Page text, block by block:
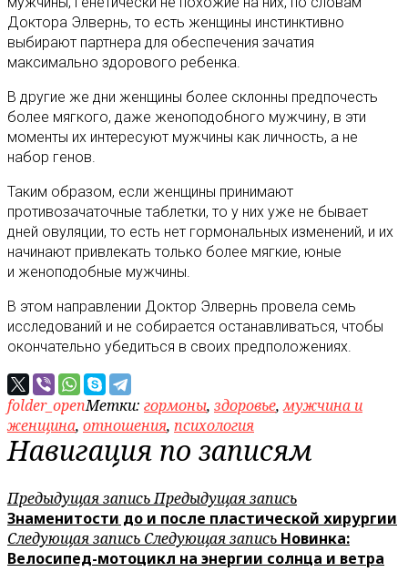
Доктора Элвернь, то есть женщины инстинктивно
выбирают партнера для обеспечения зачатия
максимально здорового ребенка.
В другие же дни женщины более склонны предпочесть
более мягкого, даже женоподобного мужчину, в эти
моменты их интересуют мужчины как личность, а не
набор генов.
Таким образом, если женщины принимают
противозачаточные таблетки, то у них уже не бывает
дней овуляции, то есть нет гормональных изменений, и их
начинают привлекать только более мягкие, юные
и женоподобные мужчины.
В этом направлении Доктор Элвернь провела семь
исследований и не собирается останавливаться, чтобы
окончательно убедиться в своих предположениях.
folder_openМетки: гормоны, здоровье,мужчина и
женщина, отношения, психология
Навигация по записям
Предыдущая записьПредыдущая запись
Знаменитости до и после пластической хирургии
Следующая запись Следующая запись Новинка:
Велосипед-мотоцикл на энергии солнца и ветра